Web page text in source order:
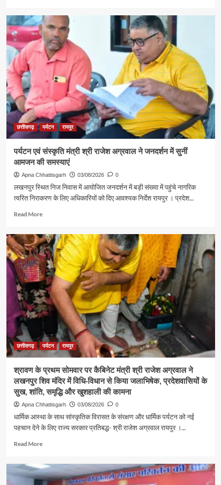
रजत
पदक
विजेता
ज्ञानेश्वरी
यादव
शिक्षा
मंत्री
गजेंद्र
यादव
ने
की
छत्तीसगढ़ पर्यटन रायपुर
पर्यटन एवं संस्कृति मंत्री श्री राजेश अग्रवाल ने जनदर्शन में सुनीं
आमजन की समस्याएं
Apna Chhattisgarh 03/08/2026 0
लखनपुर स्थित निज निवास में आयोजित जनदर्शन में बड़ी संख्या में पहुंचे नागरिक
त्वरित निराकरण के लिए अधिकारियों को दिए आवश्यक निर्देश रायपुर । प्रदेश...
Read MoreRead
पर्यटन
एवं
संस्कृति
मंत्री
श्री
राजेश
अग्रवाल
ने
जनदर्शन
सुनीं
आमजन
की
छत्तीसगढ़ पर्यटन रायपुर
श्रावण के प्रथम सोमवार पर कैबिनेट मंत्री श्री राजेश अग्रवाल ने
लखनपुर शिव मंदिर में विधि-विधान से किया जलाभिषेक, प्रदेशवासियों के
सुख, शांति, समृद्धि और खुशहाली की कामना
Apna Chhattisgarh 03/08/2026 0
धार्मिक आस्था के साथ सांस्कृतिक विरासत के संरक्षण और धार्मिक पर्यटन को नई
पहचान देने के लिए राज्य सरकार प्रतिबद्ध- श्री राजेश अग्रवाल रायपुर ।...
Read MoreRead
श्रावण
के